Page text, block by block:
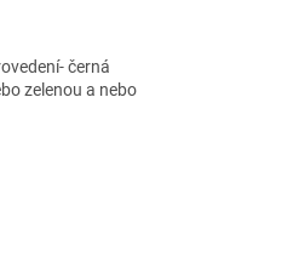
černá
zelenou a nebo